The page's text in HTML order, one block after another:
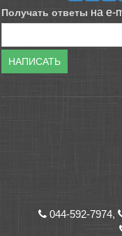
Получать ответы на e-
НАПИСАТЬ
044-592-7974,